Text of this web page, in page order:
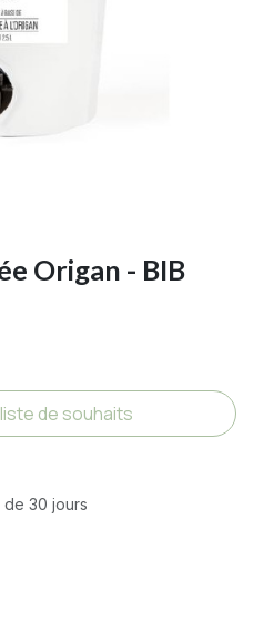
Origan - BIB
de souhaits
de 30 jours